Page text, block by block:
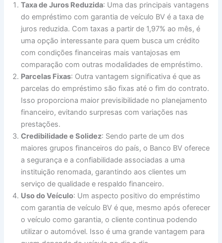
Taxa de Juros Reduzida: Uma das principais vantagens
do empréstimo com garantia de veículo BV é a taxa de
juros reduzida. Com taxas a partir de 1,97% ao mês, é
uma opção interessante para quem busca um crédito
com condições financeiras mais vantajosas em
comparação com outras modalidades de empréstimo.
Parcelas Fixas: Outra vantagem significativa é que as
parcelas do empréstimo são fixas até o fim do contrato.
Isso proporciona maior previsibilidade no planejamento
financeiro, evitando surpresas com variações nas
prestações.
Credibilidade e Solidez: Sendo parte de um dos
maiores grupos financeiros do país, o Banco BV oferece
a segurança e a confiabilidade associadas a uma
instituição renomada, garantindo aos clientes um
serviço de qualidade e respaldo financeiro.
Uso do Veículo: Um aspecto positivo do empréstimo
com garantia de veículo BV é que, mesmo após oferecer
o veículo como garantia, o cliente continua podendo
utilizar o automóvel. Isso é uma grande vantagem para